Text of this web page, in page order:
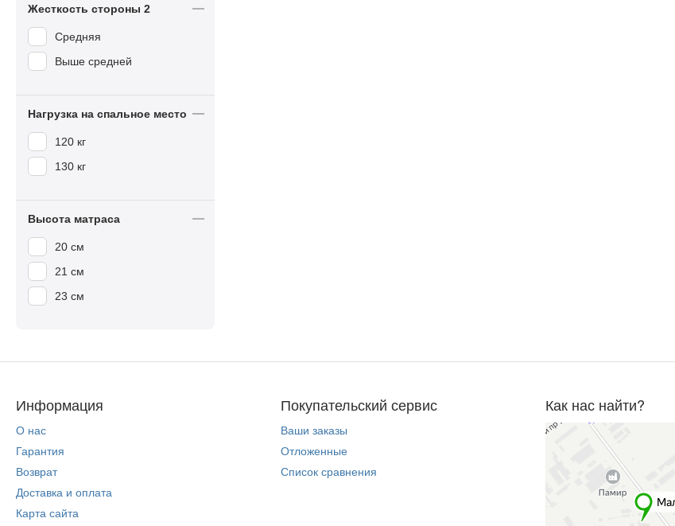
Жесткость стороны 2
Средняя
Выше средней
Нагрузка на спальное место
120 кг
130 кг
Высота матраса
20 см
21 см
23 см
Информация
О нас
Гарантия
Возврат
Доставка и оплата
Карта сайта
Покупательский сервис
Ваши заказы
Отложенные
Список сравнения
Как нас найти?